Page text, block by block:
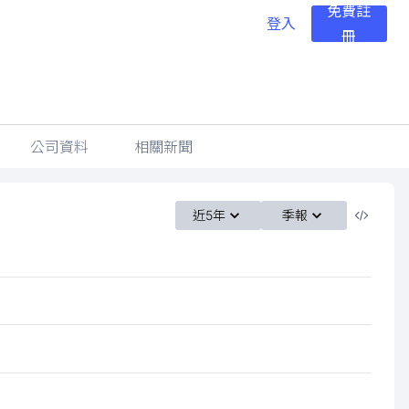
登入
免費註
冊
公司資料 相關新聞
近5年 季報